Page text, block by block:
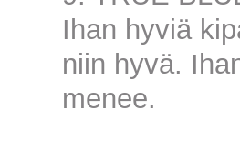
Ihan hyviä
niin hyvä.
menee.